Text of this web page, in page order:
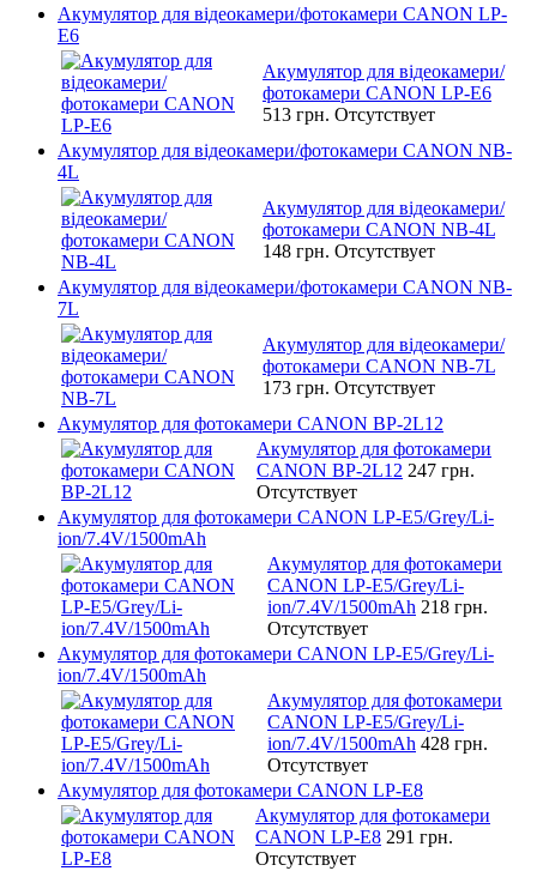
Акумулятор для відеокамери/фотокамери CANON LP-
E6
Акумулятор для відеокамери/
фотокамери CANON LP-E6
513 грн. Отсутствует
Акумулятор для відеокамери/фотокамери CANON NB-
4L
Акумулятор для відеокамери/
фотокамери CANON NB-4L
148 грн. Отсутствует
Акумулятор для відеокамери/фотокамери CANON NB-
7L
Акумулятор для відеокамери/
фотокамери CANON NB-7L
173 грн. Отсутствует
Акумулятор для фотокамери CANON BP-2L12
Акумулятор для фотокамери
CANON BP-2L12 247 грн.
Отсутствует
Акумулятор для фотокамери CANON LP-E5/Grey/Li-
ion/7.4V/1500mAh
Акумулятор для фотокамери
CANON LP-E5/Grey/Li-
ion/7.4V/1500mAh 218 грн.
Отсутствует
Акумулятор для фотокамери CANON LP-E5/Grey/Li-
ion/7.4V/1500mAh
Акумулятор для фотокамери
CANON LP-E5/Grey/Li-
ion/7.4V/1500mAh 428 грн.
Отсутствует
Акумулятор для фотокамери CANON LP-E8
Акумулятор для фотокамери
CANON LP-E8 291 грн.
Отсутствует